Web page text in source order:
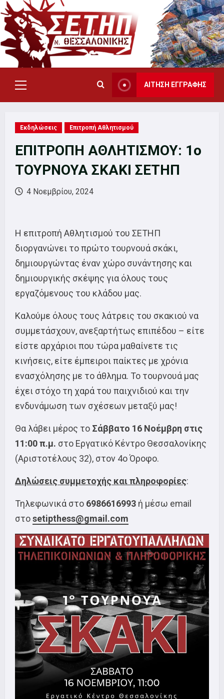
Skip
to
content
Primary
Menu
ΑΙΤΗΣΗ ΕΓΓΡΑΦΗΣ
Εκδηλώσεις Επιτροπή Αθλητισμού
ΕΠΙΤΡΟΠΗ ΑΘΛΗΤΙΣΜΟΥ: 1o
ΤΟΥΡΝΟΥΑ ΣΚΑΚΙ ΣΕΤΗΠ
4 Νοεμβρίου, 2024
Η επιτροπή Αθλητισμού του ΣΕΤΗΠ
διοργανώνει το πρώτο τουρνουά σκάκι,
δημιουργώντας έναν χώρο συνάντησης και
δημιουργικής σκέψης για όλους τους
εργαζόμενους του κλάδου μας.
Καλούμε όλους τους λάτρεις του σκακιού να
συμμετάσχουν, ανεξαρτήτως επιπέδου – είτε
είστε αρχάριοι που τώρα μαθαίνετε τις
κινήσεις, είτε έμπειροι παίκτες με χρόνια
ενασχόλησης με το άθλημα. Το τουρνουά μας
έχει στόχο τη χαρά του παιχνιδιού και την
ενδυνάμωση των σχέσεων μεταξύ μας!
Θα λάβει μέρος το Σάββατο 16 Νοέμβρη στις
11:00 π.μ. στο Εργατικό Κέντρο Θεσσαλονίκης
(Αριστοτέλους 32), στον 4ο Όροφο.
Δηλώσεις συμμετοχής και πληροφορίες:
Τηλεφωνικά στο 6986616993 ή μέσω email
στοsetipthess@gmail.com